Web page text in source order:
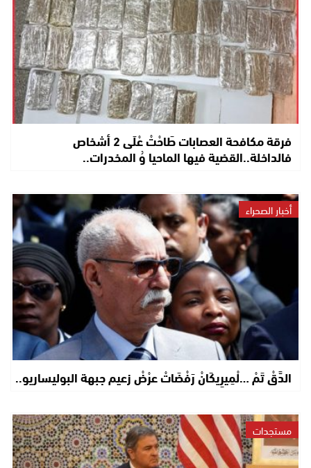
فرقة مكافحة العصابات طَاحْتْ عْلَى 2 أشخاص
فالداخلة..القضية فيها الماحيا وُ المخدرات..
أخبار الصحراء
الدَّقْ تَمْ …لْمِيرِيكَانْ رَفْضَاتْ عرْضْ زعيم جبهة البوليساريو..
مستجدات